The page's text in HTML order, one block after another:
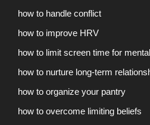
how to handle conflict
how to improve HRV
how to limit screen time for
how to nurture long-term
how to organize your pantry
how to overcome limiting beliefs